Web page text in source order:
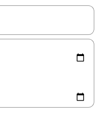
zijn, maak je een keuze